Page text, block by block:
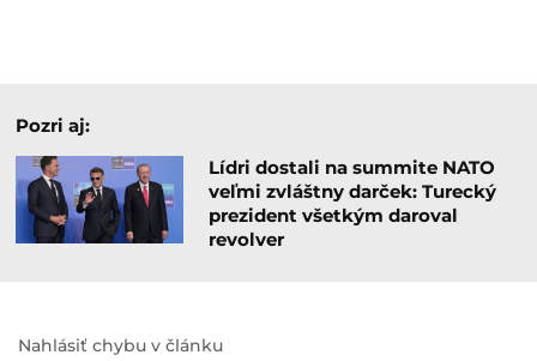
Pozri aj:
Lídri dostali na summite NATO
veľmi zvláštny darček: Turecký
prezident všetkým daroval
revolver
Nahlásiť chybu v článku